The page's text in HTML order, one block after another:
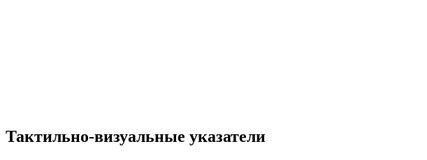
Тактильно-визуальные указатели